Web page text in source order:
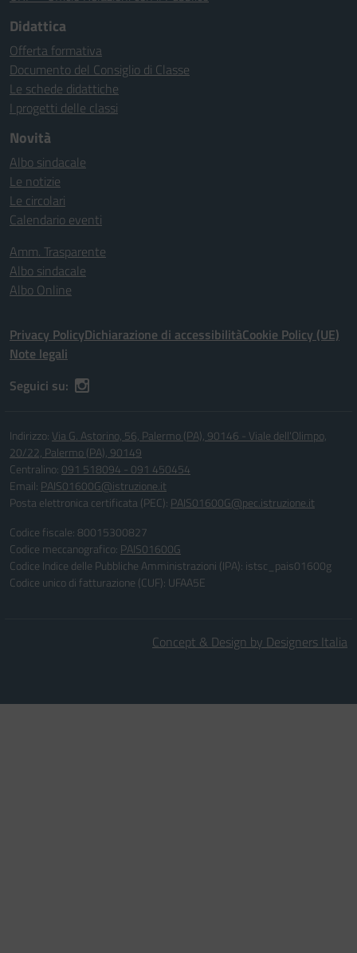
Didattica
Offerta formativa
Documento del Consiglio di Classe
Le schede didattiche
I progetti delle classi
Novità
Albo sindacale
Le notizie
Le circolari
Calendario eventi
Amm. Trasparente
Albo sindacale
Albo Online
Privacy PolicyDichiarazione di accessibilitàCookie Policy (UE)
Note legali
Seguici su:
Indirizzo: Via G. Astorino, 56, Palermo (PA), 90146 - Viale dell'Olimpo,
20/22, Palermo (PA), 90149
Centralino: 091 518094 - 091 450454
Email: PAIS01600G@istruzione.it
Posta elettronica certificata (PEC): PAIS01600G@pec.istruzione.it
Codice fiscale: 80015300827
Codice meccanografico: PAIS01600G
Codice Indice delle Pubbliche Amministrazioni (IPA): istsc_pais01600g
Codice unico di fatturazione (CUF): UFAA5E
Concept & Design by Designers Italia